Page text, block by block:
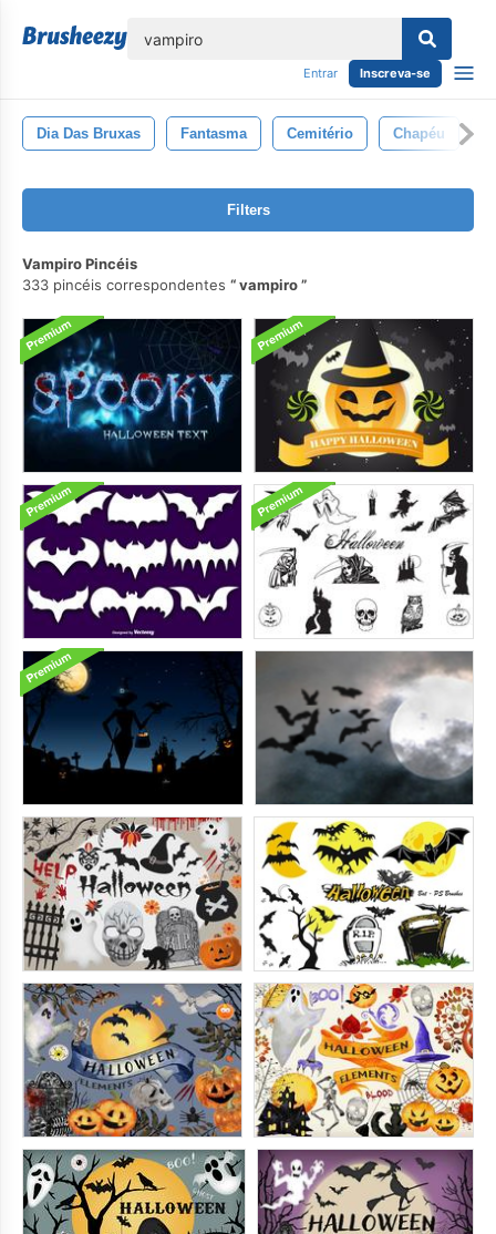
Entrar Inscreva-se
Dia Das Bruxas Fantasma Cemitério Chapéu
Filters
Vampiro Pincéis
333 pincéis correspondentes
vampiro